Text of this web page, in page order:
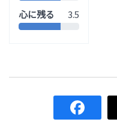
心に残る 3.5